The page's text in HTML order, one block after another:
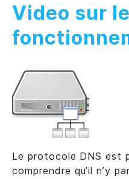
Video sur le
Le protocole DNS est
comprendre qu’il n’y